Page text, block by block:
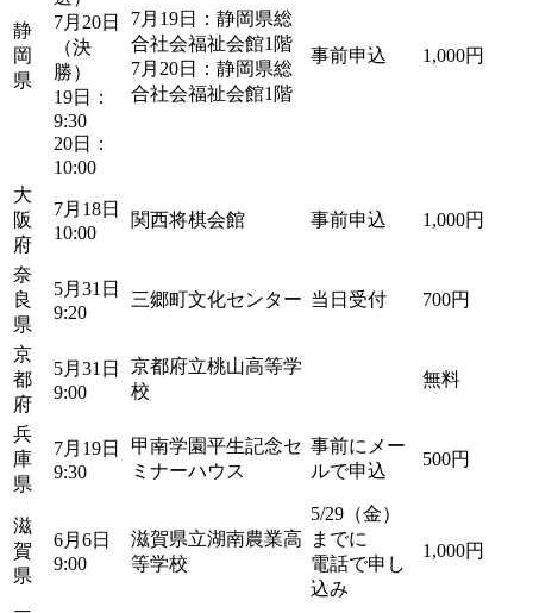
静
岡
県
7月20日
（決
勝）
19日：
9:30
20日：
10:00
7月19日：静岡県総
合社会福祉会館1階
7月20日：静岡県総
合社会福祉会館1階
事前申込 1,000円
大
阪
府
7月18日
10:00
関西将棋会館 事前申込 1,000円
奈
良
県
5月31日
9:20
三郷町文化センター 当日受付 700円
京
都
府
5月31日
9:00
京都府立桃山高等学
校
無料
兵
庫
県
7月19日
9:30
甲南学園平生記念セ
ミナーハウス
事前にメー
ルで申込
500円
滋
賀
県
6月6日
9:00
滋賀県立湖南農業高
等学校
5/29（金）
までに
電話で申し
込み
1,000円